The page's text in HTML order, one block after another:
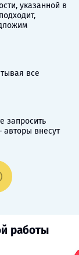
указанной в
все
запросить
авторы внесут
работы